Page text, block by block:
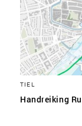
TIEL
Handreiking